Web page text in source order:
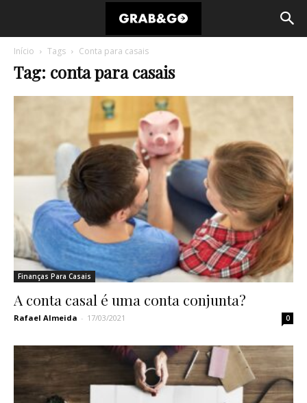
Início Tags Conta para casais
Tag: conta para casais
Finanças Para Casais
A conta casal é uma conta conjunta?
Rafael Almeida - 17/03/2021 0